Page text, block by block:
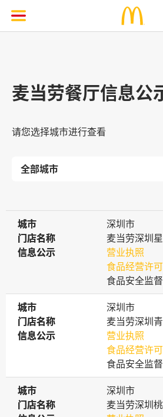
麦当劳餐厅信息公
请您选择城市进行查看
城市
城市
深圳市
门店名称
门店名称
麦当劳深圳
信息公示
信息公示
营业执照
食品经营许
食品安全监
城市
城市
深圳市
门店名称
门店名称
麦当劳深圳
信息公示
信息公示
营业执照
食品经营许
食品安全监
城市
城市
深圳市
门店名称
门店名称
麦当劳深圳